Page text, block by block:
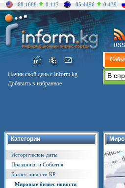
68.1688 0.117 85.4496 0.439
Начни свой день с Inform.kg
Добавить в избранное
Категории
Исторические даты
Праздники и События
Бизнес новости КР
Мировые бизнес новости